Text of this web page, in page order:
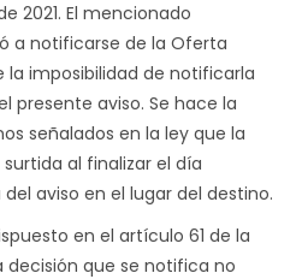
2021. El mencionado
a notificarse de la Oferta
la imposibilidad de notificarla
presente aviso. Se hace la
señalados en la ley que la
al finalizar el día
aviso en el lugar del destino.
en el artículo 61 de la
decisión que se notifica no